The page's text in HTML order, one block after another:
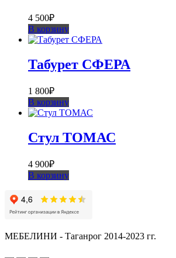
4 500₽
В корзину
Табурет СФЕРА
1 800₽
В корзину
Стул ТОМАС
4 900₽
В корзину
МЕБЕЛИНИ - Таганрог 2014-2023 гг.